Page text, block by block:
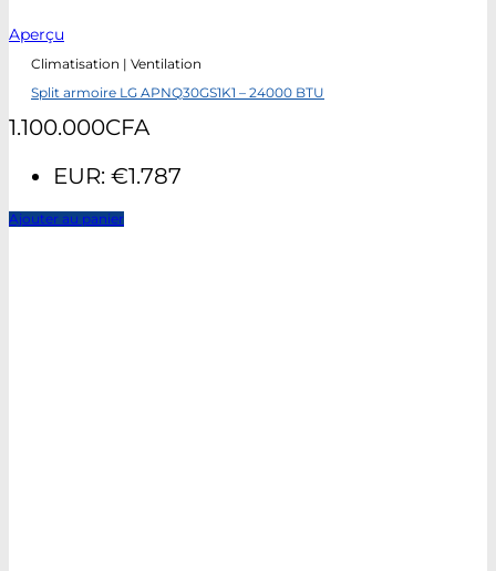
Aperçu
Climatisation | Ventilation
Split armoire LG APNQ30GS1K1 – 24000 BTU
1.100.000CFA
EUR: €1.787
Ajouter au panier